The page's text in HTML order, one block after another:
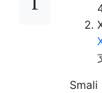
Smali